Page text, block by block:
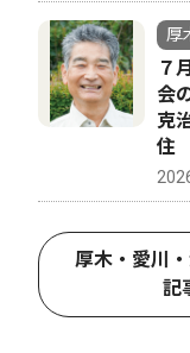
4
厚
７
会
克
住
厚木・愛川
記